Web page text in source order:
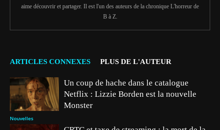
aime découvrir et partager. Il est l'un des auteurs de la chronique L'horreur de
B à Z.
ARTICLES CONNEXES PLUS DE L'AUTEUR
Nouvelles
Un coup de hache dans le catalogue
Netflix : Lizzie Borden est la nouvelle
Monster